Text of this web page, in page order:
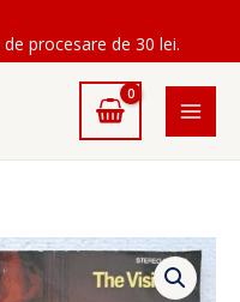
procesare de 30 lei.